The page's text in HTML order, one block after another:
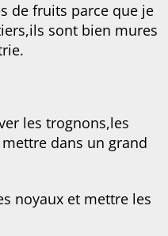
de fruits parce que je
sont bien mures
les trognons,les
dans un grand
noyaux et mettre les